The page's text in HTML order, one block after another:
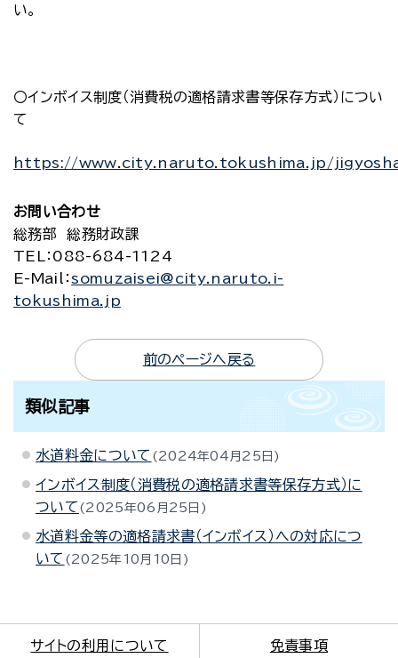
い。
〇インボイス制度（消費税の適格請求書等保存方式）につい
て
https://www.city.naruto.tokushima.jp/
お問い合わせ
総務部 総務財政課
TEL
：088-684-1124
E-Mail
： somuzaisei@city.naruto.i-
tokushima.jp
前のページへ戻る
類似記事
水道料金について 2024年04月25日
インボイス制度（消費税の適格請求書等保存方式）に
ついて
2025年06月25日
水道料金等の適格請求書（インボイス）への対応につ
いて
2025年10月10日
サイトの利用について 免責事項